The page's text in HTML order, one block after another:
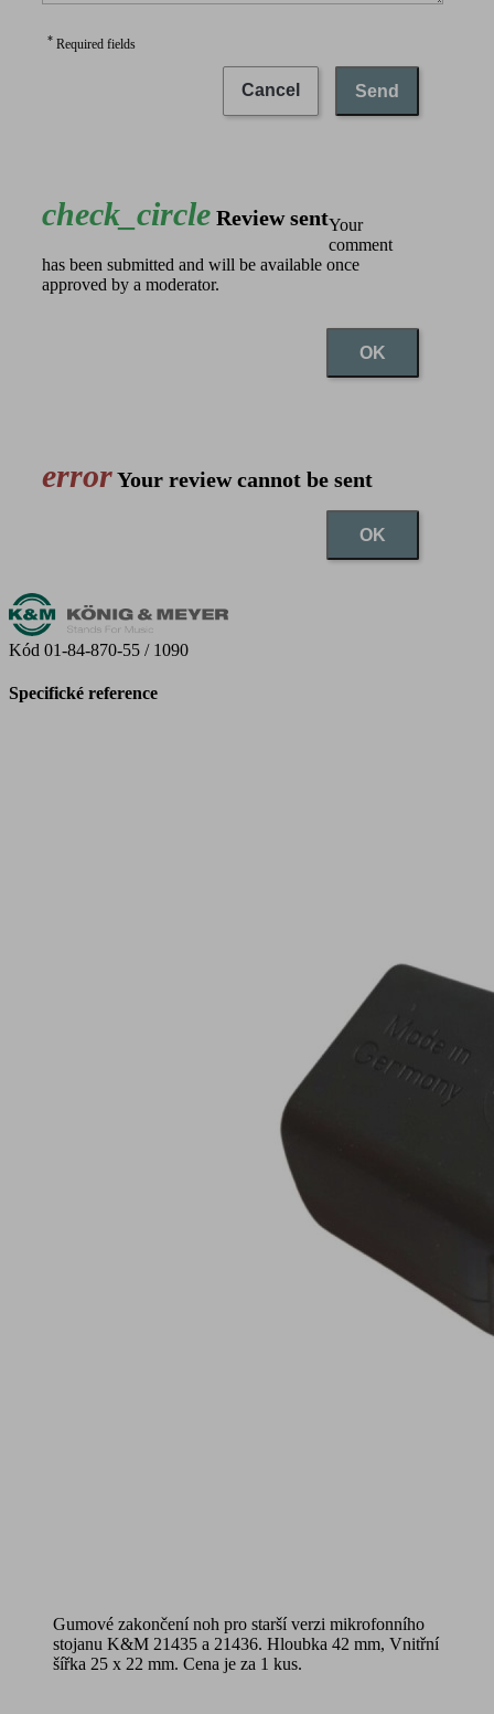
* Required fields
Cancel Send
check_circle Review sentYour
comment
has been submitted and will be available once
approved by a moderator.
OK
errorYour review cannot be sent
OK
Kód 01-84-870-55 / 1090
Specifické reference
Gumové zakončení noh pro starší verzi mikrofonního
stojanu K&M 21435 a 21436. Hloubka 42 mm, Vnitřní
šířka 25 x 22 mm. Cena je za 1 kus.